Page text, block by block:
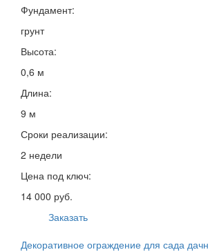
Фундамент:
грунт
Высота:
0,6 м
Длина:
9 м
Сроки реализации:
2 недели
Цена под ключ:
14 000 руб.
Заказать
Декоративное ограждение для сада